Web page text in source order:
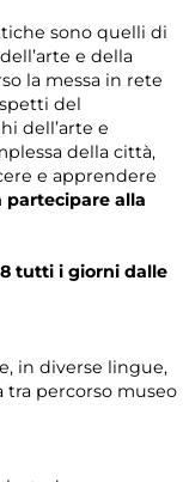
sono quelli di
e della
la messa in rete
del
dell’arte e
della città,
e apprendere
partecipare alla
tutti i giorni dalle
in diverse lingue,
tra percorso museo